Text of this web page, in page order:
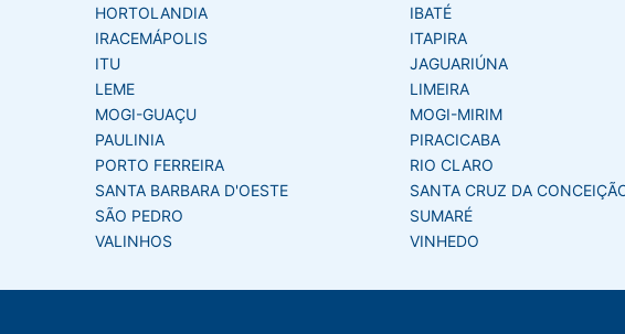
HORTOLANDIA IBATÉ
IRACEMÁPOLIS ITAPIRA
ITU JAGUARIÚNA
LEME LIMEIRA
MOGI-GUAÇU MOGI-MIRIM
PAULINIA PIRACICABA
PORTO FERREIRA RIO CLARO
SANTA BARBARA D'OESTE SANTA CRUZ DA
SÃO PEDRO SUMARÉ
VALINHOS VINHEDO